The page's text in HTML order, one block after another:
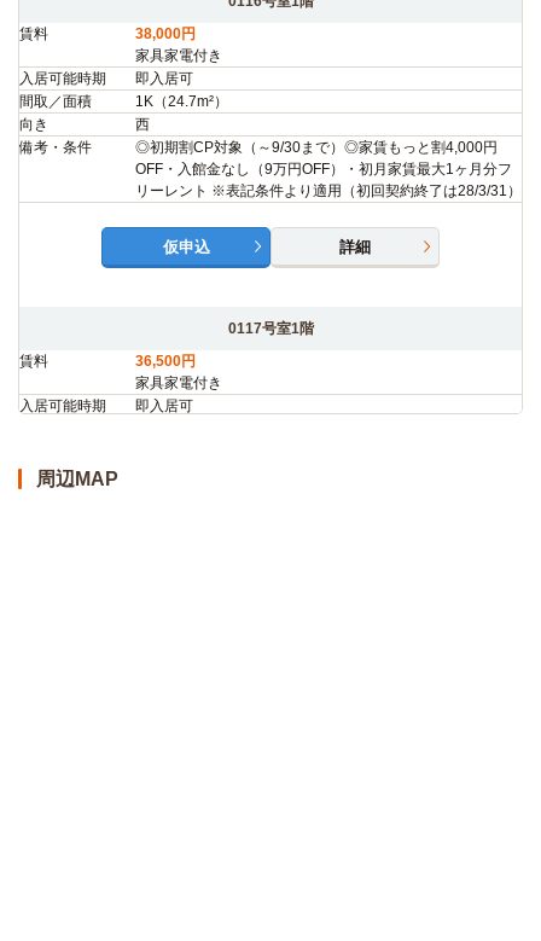
賃料
38,000円
家具家電付き
入居可能時期
即入居可
間取／面積
1K（24.7m²）
向き
西
備考・条件
◎初期割CP対象（～9/30まで）◎家賃もっと割4,000円
OFF・入館金なし（9万円OFF）・初月家賃最大1ヶ月分フ
リーレント ※表記条件より適用（初回契約終了は28/3/31）
仮申込 詳細
0117号室1階
賃料
36,500円
家具家電付き
入居可能時期
即入居可
備考・条件
周辺MAP